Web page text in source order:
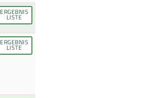
ERGEBNIS
LISTE
ERGEBNIS
LISTE